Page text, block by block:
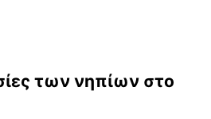
των νηπίων στο